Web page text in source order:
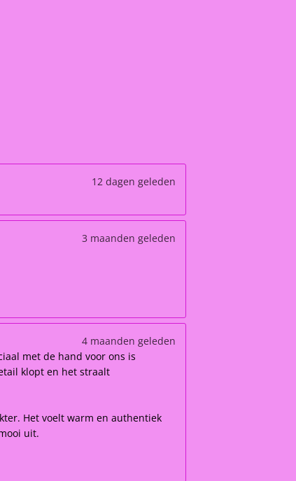
12 dagen geleden
3 maanden geleden
4 maanden geleden
met de hand voor ons is
klopt en het straalt
Het voelt warm en authentiek
uit.